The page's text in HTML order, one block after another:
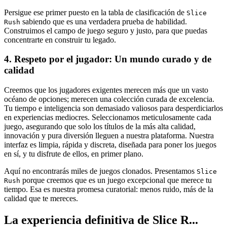
Persigue ese primer puesto en la tabla de clasificación de Slice
Rush sabiendo que es una verdadera prueba de habilidad.
Construimos el campo de juego seguro y justo, para que puedas
concentrarte en construir tu legado.
4. Respeto por el jugador: Un mundo curado y de
calidad
Creemos que los jugadores exigentes merecen más que un vasto
océano de opciones; merecen una colección curada de excelencia.
Tu tiempo e inteligencia son demasiado valiosos para desperdiciarlos
en experiencias mediocres. Seleccionamos meticulosamente cada
juego, asegurando que solo los títulos de la más alta calidad,
innovación y pura diversión lleguen a nuestra plataforma. Nuestra
interfaz es limpia, rápida y discreta, diseñada para poner los juegos
en sí, y tu disfrute de ellos, en primer plano.
Aquí no encontrarás miles de juegos clonados. Presentamos Slice
Rush porque creemos que es un juego excepcional que merece tu
tiempo. Esa es nuestra promesa curatorial: menos ruido, más de la
calidad que te mereces.
La experiencia definitiva de Slice R...